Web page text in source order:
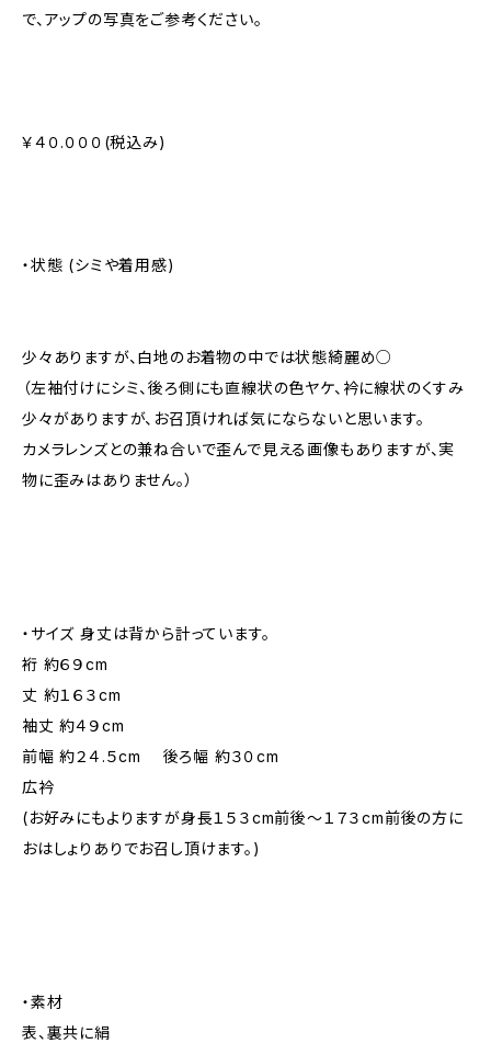
で、アップの写真をご参考ください。
￥４０.０００(税込み)
・状態 (シミや着用感)
少々ありますが、白地のお着物の中では状態綺麗め○
（左袖付けにシミ、後ろ側にも直線状の色ヤケ、衿に線状のくすみ
少々がありますが、お召頂ければ気にならないと思います。
カメラレンズとの兼ね合いで歪んで見える画像もありますが、実
物に歪みはありません。）
・サイズ 身丈は背から計っています。
裄 約６９cm
丈 約１６３cm
袖丈 約４９cm
前幅 約２４.５cm 後ろ幅 約３０cm
広衿
(お好みにもよりますが身長１５３cm前後～１７３cm前後の方に
おはしょりありでお召し頂けます。)
・素材
表、裏共に絹